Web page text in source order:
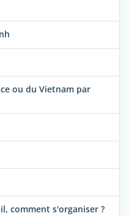
ou du Vietnam par
comment s'organiser ?